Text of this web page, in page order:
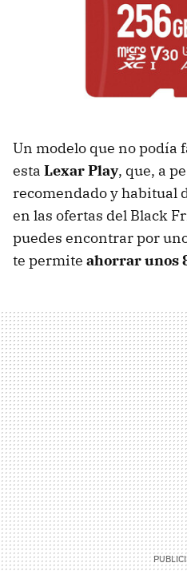
Un modelo que no podía
esta Lexar Play, que, a
recomendado y habitual
en las ofertas del Black
puedes encontrar por
te permite ahorrar unos